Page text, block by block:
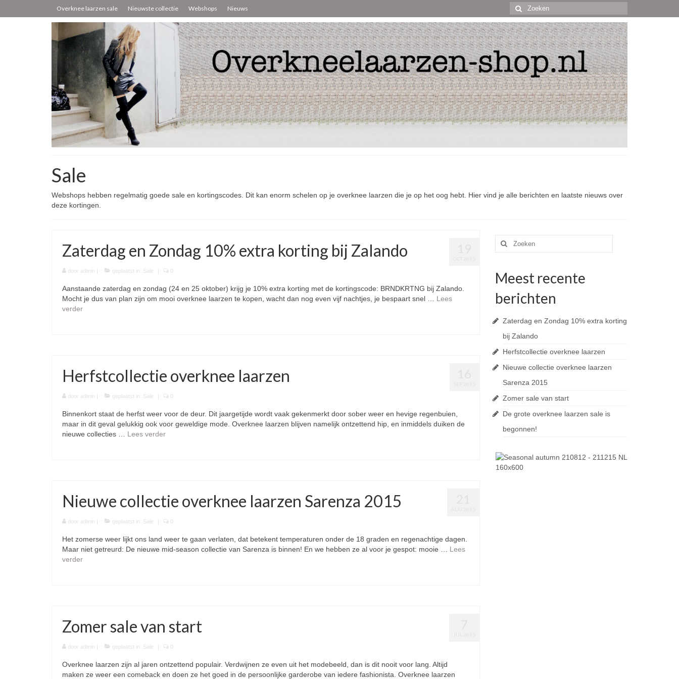
Overknee laarzen sale Nieuwste collectie Webshops Nieuws
Zoek
naar:
Sale
Webshops hebben regelmatig goede sale en kortingscodes. Dit kan enorm schelen op je overknee laarzen die je op het oog hebt. Hier vind je alle berichten en laatste nieuws over
deze kortingen.
Zaterdag en Zondag 10% extra korting bij Zalando
door admin | geplaatst in: Sale | 0
Aanstaande zaterdag en zondag (24 en 25 oktober) krijg je 10% extra korting met de kortingscode: BRNDKRTNG bij Zalando.
Mocht je dus van plan zijn om mooi overknee laarzen te kopen, wacht dan nog even vijf nachtjes, je bespaart snel … Lees
verder
Herfstcollectie overknee laarzen
door admin | geplaatst in: Sale | 0
Binnenkort staat de herfst weer voor de deur. Dit jaargetijde wordt vaak gekenmerkt door sober weer en hevige regenbuien,
maar in dit geval gelukkig ook voor geweldige mode. Overknee laarzen blijven namelijk ontzettend hip, en inmiddels duiken de
nieuwe collecties … Lees verder
Nieuwe collectie overknee laarzen Sarenza 2015
door admin | geplaatst in: Sale | 0
Het zomerse weer lijkt ons land weer te gaan verlaten, dat betekent temperaturen onder de 18 graden en regenachtige dagen.
Maar niet getreurd: De nieuwe mid-season collectie van Sarenza is binnen! En we hebben ze al voor je gespot: mooie … Lees
verder
Zomer sale van start
door admin | geplaatst in: Sale | 0
Overknee laarzen zijn al jaren ontzettend populair. Verdwijnen ze even uit het modebeeld, dan is dit nooit voor lang. Altijd
maken ze weer een comeback en doen ze het goed in de persoonlijke garderobe van iedere fashionista. Overknee laarzen
Zoek
Meest recente
berichten
Zaterdag en Zondag 10% extra korting
bij Zalando
Herfstcollectie overknee laarzen
Nieuwe collectie overknee laarzen
Sarenza 2015
Zomer sale van start
De grote overknee laarzen sale is
begonnen!